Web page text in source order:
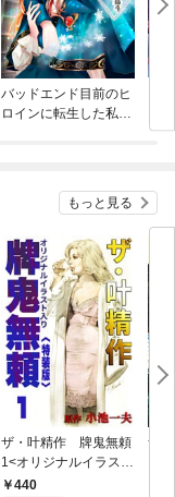
バッドエンド目前のヒ
ロインに転生した私、
もっと見る
ザ・叶精作 牌鬼無頼
1<オリジナルイラスト
入り特装版>
440
ザ